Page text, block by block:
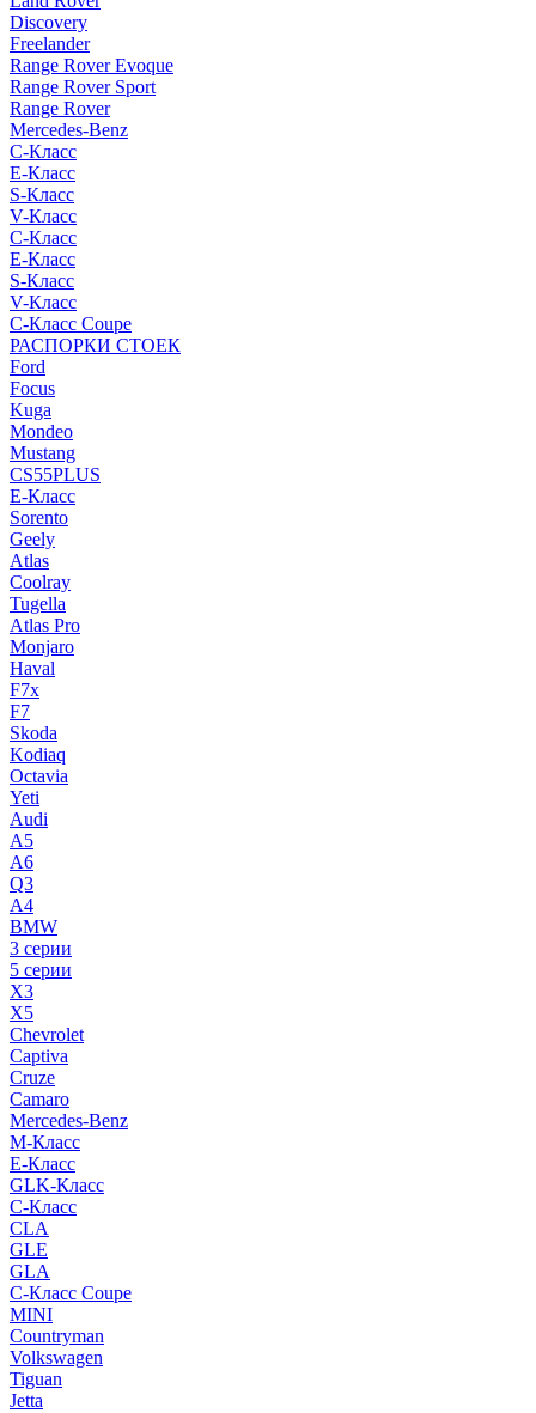
Discovery
Freelander
Range Rover Evoque
Range Rover Sport
Range Rover
Mercedes-Benz
C-Класс
E-Класс
S-Класс
V-Класс
C-Класс
E-Класс
S-Класс
V-Класс
C-Класс Coupe
РАСПОРКИ СТОЕК
Ford
Focus
Kuga
Mondeo
Mustang
CS55PLUS
E-Класс
Sorento
Geely
Atlas
Coolray
Tugella
Atlas Pro
Monjaro
Haval
F7x
F7
Skoda
Kodiaq
Octavia
Yeti
Audi
A5
A6
Q3
A4
BMW
3 серии
5 серии
X3
X5
Chevrolet
Captiva
Cruze
Camaro
Mercedes-Benz
M-Класс
E-Класс
GLK-Класс
C-Класс
CLA
GLE
GLA
C-Класс Coupe
MINI
Countryman
Volkswagen
Tiguan
Jetta